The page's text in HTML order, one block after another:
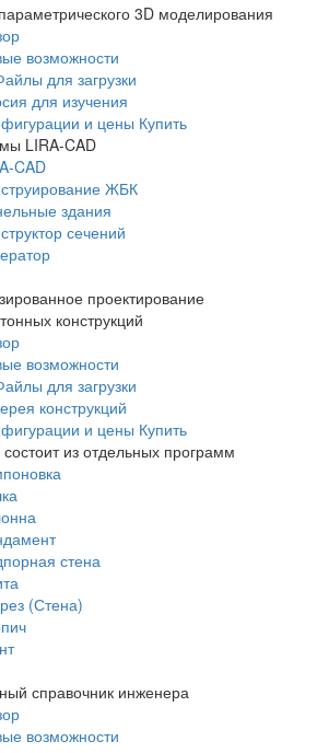
3D моделирования
возможности
для загрузки
для изучения
и цены Купить
LIRA-CAD
CAD
ЖБК
здания
сечений
проектирование
конструкций
возможности
для загрузки
конструкций
и цены Купить
из отдельных программ
стена
(Стена)
справочник инженера
возможности